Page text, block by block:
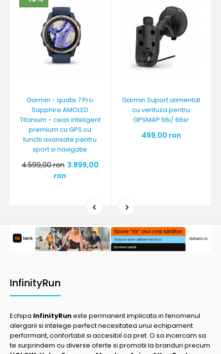
Garmin - quatix 7 Pro
Sapphire AMOLED
Titanium - ceas inteligent
premium cu GPS cu
functii avansate pentru
sport si navigatie
4.599,00 ron 3.899,00
ron
Garmin Suport alimentat
cu ventuza pentru
GPSMAP 66i/ 66sr
499,00 ron
InfinityRun
Echipa InfinityRuneste permanent implicata in fenomenul
alergarii si intelege perfect necesitatea unui echipament
performant, confortabil si accesibil ca pret. O sa incercam sa
te surprindem cu diverse oferte si promotii la branduri precum